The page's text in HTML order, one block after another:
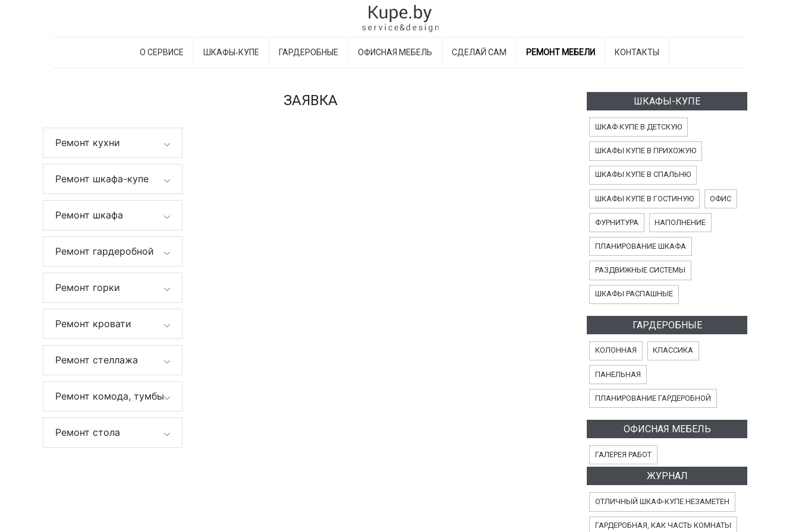
О СЕРВИСЕ ШКАФЫ‑КУПЕ ГАРДЕРОБНЫЕ ОФИСНАЯ МЕБЕЛЬ СДЕЛАЙ САМ РЕМОНТ МЕБЕЛИ КОНТАКТЫ
ЗАЯВКА
Ремонт кухни
Ремонт шкафа-купе
Ремонт шкафа
Ремонт гардеробной
Ремонт горки
Ремонт кровати
Ремонт стеллажа
Ремонт комода, тумбы
Ремонт стола
ШКАФЫ-КУПЕ
ШКАФ КУПЕ В ДЕТСКУЮ
ШКАФЫ КУПЕ В ПРИХОЖУЮ
ШКАФЫ КУПЕ В СПАЛЬНЮ
ШКАФЫ КУПЕ В ГОСТИНУЮ ОФИС
ФУРНИТУРА НАПОЛНЕНИЕ
ПЛАНИРОВАНИЕ ШКАФА
РАЗДВИЖНЫЕ СИСТЕМЫ
ШКАФЫ РАСПАШНЫЕ
ГАРДЕРОБНЫЕ
КОЛОННАЯ КЛАССИКА
ПАНЕЛЬНАЯ
ПЛАНИРОВАНИЕ ГАРДЕРОБНОЙ
ОФИСНАЯ МЕБЕЛЬ
ГАЛЕРЕЯ РАБОТ
ЖУРНАЛ
ОТЛИЧНЫЙ ШКАФ-КУПЕ НЕЗАМЕТЕН
ГАРДЕРОБНАЯ, КАК ЧАСТЬ КОМНАТЫ